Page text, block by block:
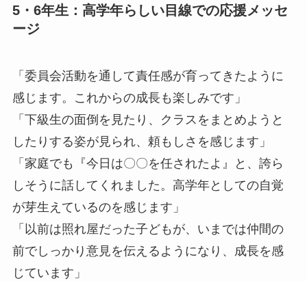
5・6年生：高学年らしい目線での応援メッセ
ージ
「委員会活動を通して責任感が育ってきたように
感じます。これからの成長も楽しみです」
「下級生の面倒を見たり、クラスをまとめようと
したりする姿が見られ、頼もしさを感じます」
「家庭でも『今日は〇〇を任されたよ』と、誇ら
しそうに話してくれました。高学年としての自覚
が芽生えているのを感じます」
「以前は照れ屋だった子どもが、いまでは仲間の
前でしっかり意見を伝えるようになり、成長を感
じています」